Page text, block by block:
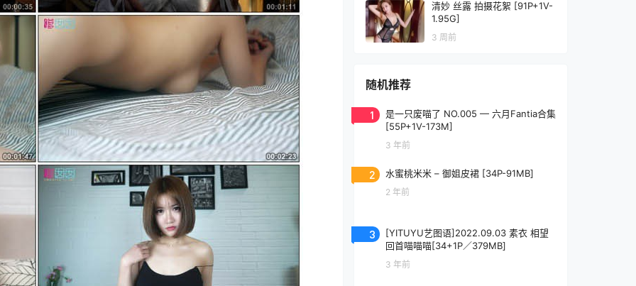
清妙 丝露 拍摄花絮 [91P+1V-
1.95G]
3 周前
随机推荐
1
是一只废喵了 NO.005 — 六月Fantia合集
[55P+1V-173M]
3 年前
2 水蜜桃米米 – 御姐皮裙 [34P-91MB]
2 年前
3
[YITUYU艺图语]2022.09.03 素衣 相望
回首喵喵喵[34+1P／379MB]
3 年前